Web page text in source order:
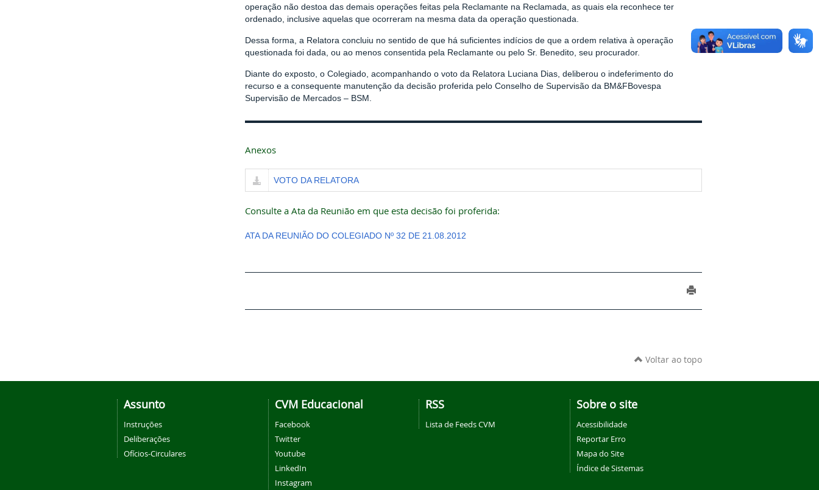
operação não destoa das demais operações feitas pela Reclamante na Reclamada, as quais ela reconhece ter
ordenado, inclusive aquelas que ocorreram na mesma data da operação questionada.
Dessa forma, a Relatora concluiu no sentido de que há suficientes indícios de que a ordem relativa à operação
questionada foi dada, ou ao menos consentida pela Reclamante ou pelo Sr. Benedito, seu procurador.
Diante do exposto, o Colegiado, acompanhando o voto da Relatora Luciana Dias, deliberou o indeferimento do
recurso e a consequente manutenção da decisão proferida pelo Conselho de Supervisão da BM&FBovespa
Supervisão de Mercados – BSM.
Anexos
VOTO DA RELATORA
Consulte a Ata da Reunião em que esta decisão foi proferida:
ATA DA REUNIÃO DO COLEGIADO Nº 32 DE 21.08.2012
Voltar ao topo
Assunto
Instruções
Deliberações
Ofícios-Circulares
CVM Educacional
Facebook
Twitter
Youtube
LinkedIn
Instagram
RSS
Lista de Feeds CVM
Sobre o site
Acessibilidade
Reportar Erro
Mapa do Site
Índice de Sistemas